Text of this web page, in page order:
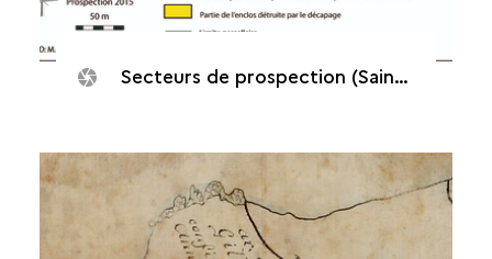
Secteurs de prospection (Saint-Paul, Cap Champagne, 2015)